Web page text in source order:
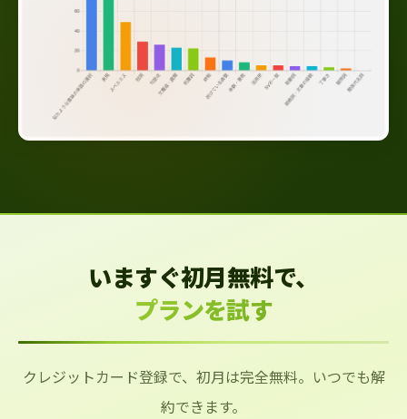
いますぐ初月無料で、
プランを試す
クレジットカード登録で、初月は完全無料。いつでも解
約できます。